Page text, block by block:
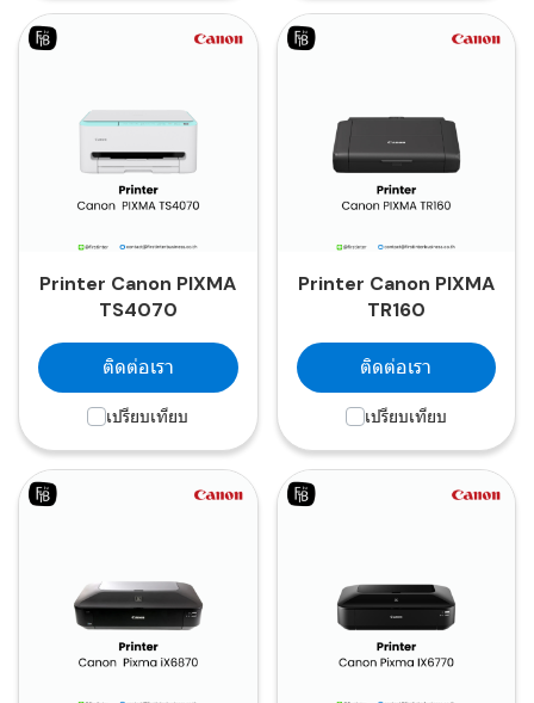
Printer Canon PIXMA
TS4070
ติดต่อเรา
เปรียบเทียบ
Printer Canon PIXMA
TR160
ติดต่อเรา
เปรียบเทียบ